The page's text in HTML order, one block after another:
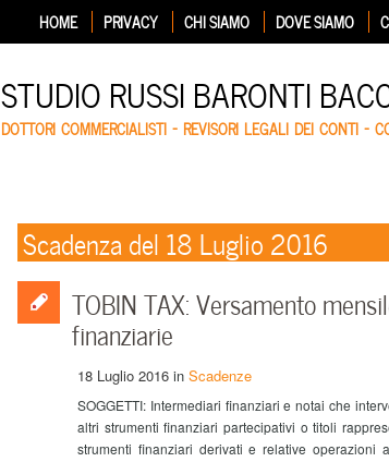
HOME PRIVACY CHI SIAMO DOVE SIAMO
STUDIO RUSSI BARONTI
DOTTORI COMMERCIALISTI – REVISORI LEGALI DEI CONTI –
Scadenza del 18 Luglio 2016
TOBIN TAX: Versamento
finanziarie
18 Luglio 2016 in Scadenze
SOGGETTI: Intermediari finanziari e notai che
altri strumenti finanziari partecipativi o titoli
strumenti finanziari derivati e relative operazioni